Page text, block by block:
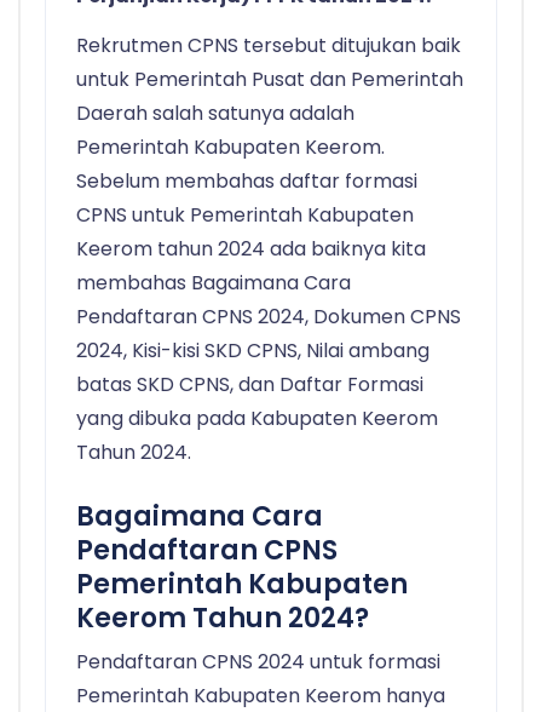
Rekrutmen CPNS tersebut ditujukan baik
untuk Pemerintah Pusat dan Pemerintah
Daerah salah satunya adalah
Pemerintah Kabupaten Keerom.
Sebelum membahas daftar formasi
CPNS untuk Pemerintah Kabupaten
Keerom tahun 2024 ada baiknya kita
membahas Bagaimana Cara
Pendaftaran CPNS 2024, Dokumen CPNS
2024, Kisi-kisi SKD CPNS, Nilai ambang
batas SKD CPNS, dan Daftar Formasi
yang dibuka pada Kabupaten Keerom
Tahun 2024.
Bagaimana Cara
Pendaftaran CPNS
Pemerintah Kabupaten
Keerom Tahun 2024?
Pendaftaran CPNS 2024 untuk formasi
Pemerintah Kabupaten Keerom hanya